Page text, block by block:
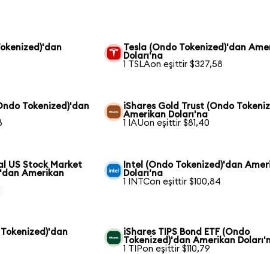
Tesla (Ondo Tokenized)'dan
Doları'na
1 TSLAon eşittir $327,58
Tokenized)'dan
iShares Gold Trust (Ondo
Amerikan Doları'na
1 IAUon eşittir $81,40
US Stock Market
Amerikan
Intel (Ondo Tokenized)'dan
Doları'na
1 INTCon eşittir $100,84
iShares TIPS Bond ETF (Ondo
Tokenized)'dan Amerikan
1 TIPon eşittir $110,79